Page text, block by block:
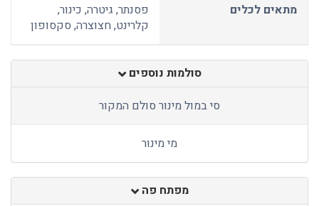
מתאים לכלים
פסנתר, גיטרה, כינור,
קלרינט, חצוצרה, סקסופון
סולמות נוספים
סי במול מינור סולם המקור
מי מינור
מפתח פה